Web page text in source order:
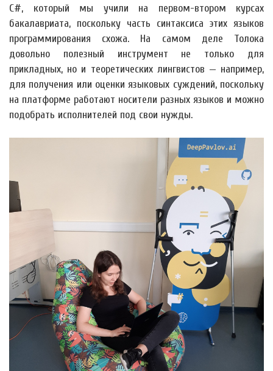
C#, который мы учили на первом-втором курсах
бакалавриата, поскольку часть синтаксиса этих языков
программирования схожа. На самом деле Толока
довольно полезный инструмент не только для
прикладных, но и теоретических лингвистов — например,
для получения или оценки языковых суждений, поскольку
на платформе работают носители разных языков и можно
подобрать исполнителей под свои нужды.